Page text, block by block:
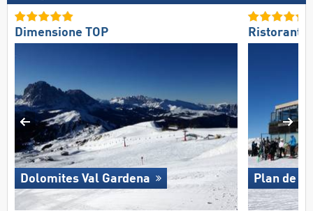
Dimensione TOP
Dolomites Val Gardena
Ristoranti/
Plan de